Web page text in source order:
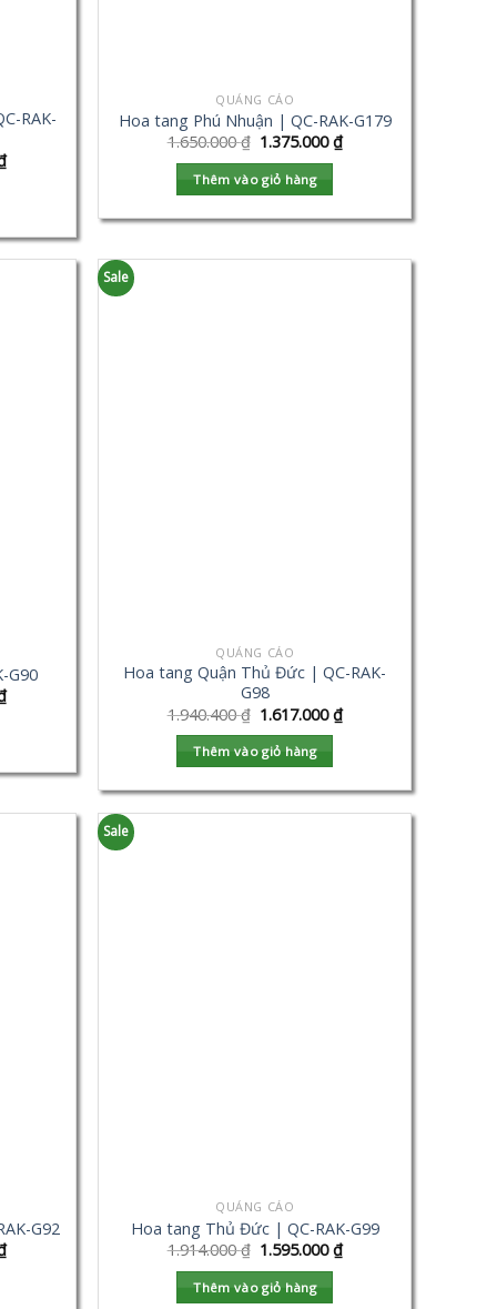
RAK-
QUẢNG CÁO
Hoa tang Phú Nhuận | QC-RAK-G179
1.650.000₫ 1.375.000₫
Thêm vào giỏ hàng
G90
Sale
QUẢNG CÁO
Hoa tang Quận Thủ Đức | QC-RAK-
G98
1.940.400₫ 1.617.000₫
Thêm vào giỏ hàng
G92
Sale
QUẢNG CÁO
Hoa tang Thủ Đức | QC-RAK-G99
1.914.000₫ 1.595.000₫
Thêm vào giỏ hàng